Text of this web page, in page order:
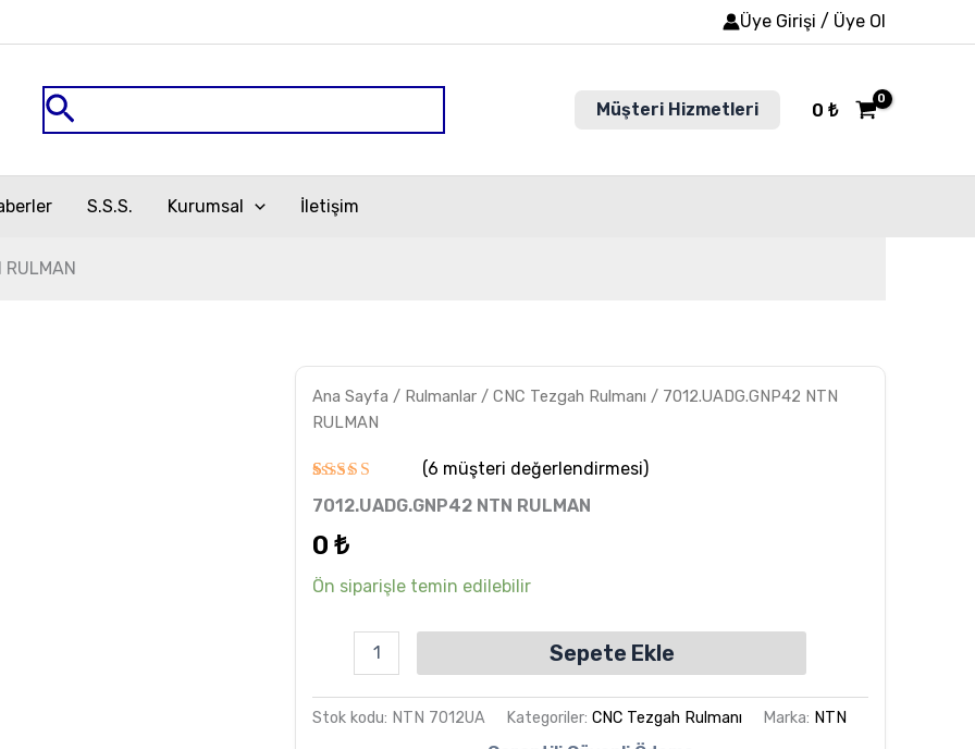
Üye Girişi / Üye Ol
Arama Müşteri Hizmetleri 0 ₺
S.S.S. Kurumsal İletişim
Ana Sayfa / Rulmanlar /CNC Tezgah Rulmanı / 7012.UADG.GNP42 NTN
RULMAN
6
müşteri
puanına
5 üzerinden
aldı
(6 müşteri değerlendirmesi)
7012.UADG.GNP42 NTN RULMAN
0₺
Ön siparişle temin edilebilir
NTN
RULMAN
Sepete Ekle
Stok kodu: NTN 7012UA Kategoriler:CNC Tezgah Rulmanı Marka: NTN